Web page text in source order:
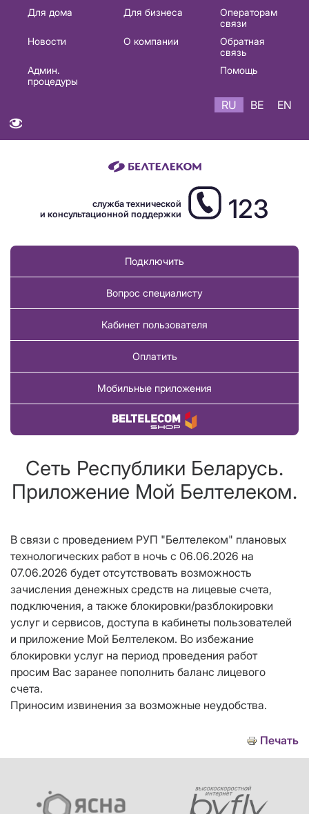
Основная
навигация
Для дома Для бизнеса
Операторам
связи
Новости
О компании
Обратная
связь
Админ.
процедуры
Помощь
RU BE EN
служба технической
и консультационной поддержки
123
Подключить
Вопрос специалисту
Кабинет пользователя
Оплатить
Мобильные приложения
Купить товар
Сеть Республики Беларусь.
Приложение Мой Белтелеком.
В связи с проведением РУП "Белтелеком" плановых
технологических работ в ночь с 06.06.2026 на
07.06.2026 будет отсутствовать возможность
зачисления денежных средств на лицевые счета,
подключения, а также блокировки/разблокировки
услуг и сервисов, доступа в кабинеты пользователей
и приложение Мой Белтелеком. Во избежание
блокировки услуг на период проведения работ
просим Вас заранее пополнить баланс лицевого
счета.
Приносим извинения за возможные неудобства.
Печать